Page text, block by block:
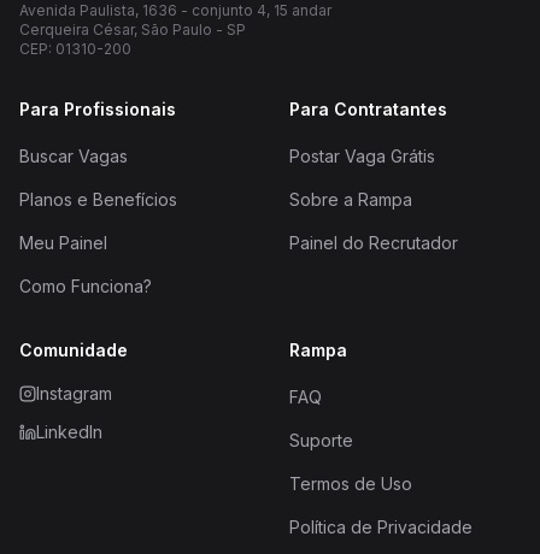
Avenida Paulista, 1636 - conjunto 4, 15 andar
Cerqueira César, São Paulo - SP
CEP: 01310-200
Para Profissionais
Buscar Vagas
Planos e Benefícios
Meu Painel
Como Funciona?
Para Contratantes
Postar Vaga Grátis
Sobre a Rampa
Painel do Recrutador
Comunidade
Instagram
LinkedIn
Rampa
FAQ
Suporte
Termos de Uso
Política de Privacidade